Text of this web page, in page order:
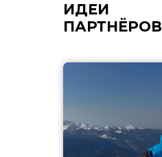
ИДЕИ
ПАРТНЁРОВ